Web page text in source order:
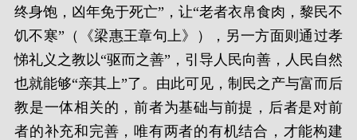
终身饱，凶年免于死亡”，让“老者衣帛食肉，黎民不
饥不寒”（《梁惠王章句上》），另一方面则通过孝
悌礼义之教以“驱而之善”，引导人民向善，人民自然
也就能够“亲其上”了。由此可见，制民之产与富而后
教是一体相关的，前者为基础与前提，后者是对前
者的补充和完善，唯有两者的有机结合，才能构建